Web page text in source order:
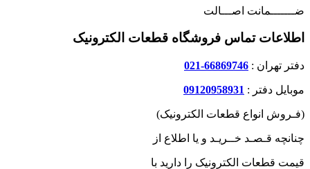
ضـــــــمانت اصـــالت
اطلاعات تماس فروشگاه قطعات الکترونیک
دفتر تهران : 66869746-021
موبایل دفتر : 09120958931
(فـروش انواع قطعات الکترونیک)
چنانچه قـصـد خــریـد و یا اطلاع از
قیمت قطعات الکترونیک را دارید با